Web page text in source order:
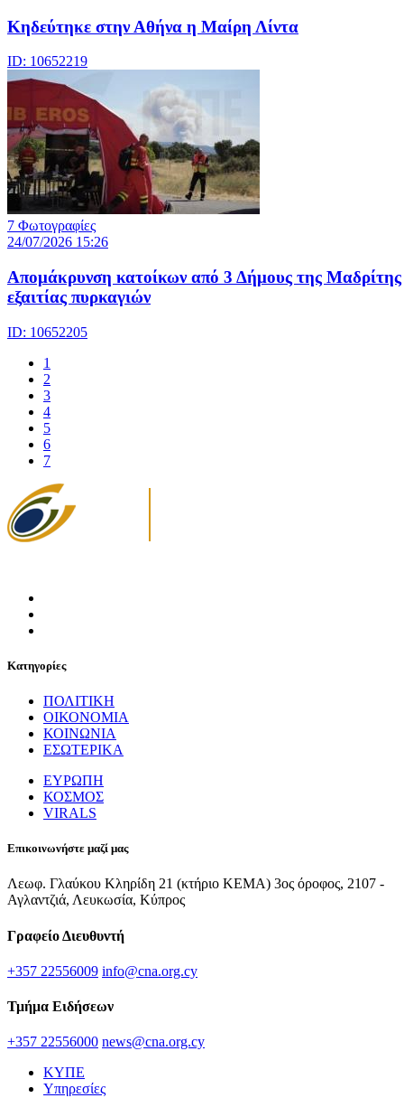
Κηδεύτηκε στην Αθήνα η Μαίρη Λίντα
ID: 10652219
7 Φωτογραφίες
24/07/2026 15:26
Απομάκρυνση κατοίκων από 3 Δήμους της Μαδρίτης
εξαιτίας πυρκαγιών
ID: 10652205
1
2
3
4
5
6
7
Κατηγορίες
ΠΟΛΙΤΙΚΗ
ΟΙΚΟΝΟΜΙΑ
ΚΟΙΝΩΝΙΑ
ΕΣΩΤΕΡΙΚΑ
ΕΥΡΩΠΗ
ΚΟΣΜΟΣ
VIRALS
Επικοινωνήστε μαζί μας
Λεωφ. Γλαύκου Κληρίδη 21 (κτήριο ΚΕΜΑ) 3ος όροφος, 2107 -
Αγλαντζιά, Λευκωσία, Κύπρος
Γραφείο Διευθυντή
+357 22556009 info@cna.org.cy
Τμήμα Ειδήσεων
+357 22556000 news@cna.org.cy
ΚΥΠΕ
Υπηρεσίες